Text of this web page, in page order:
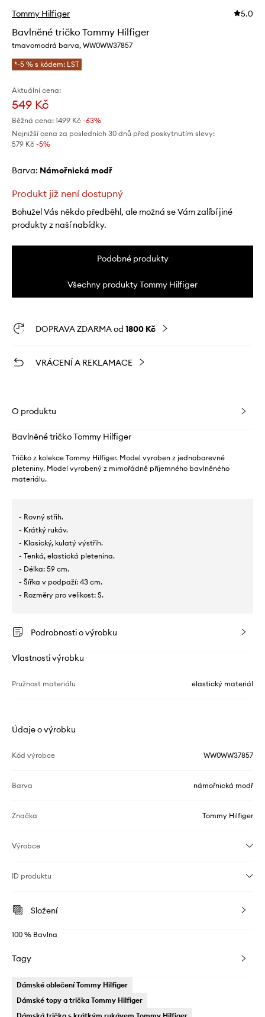
Tommy Hilfiger 5.0
Bavlněné tričko Tommy Hilfiger
tmavomodrá barva, WW0WW37857
*-5 % s kódem: LST
Aktuální cena:
549 Kč
Běžná cena: 1499 Kč -63%
Nejnižší cena za posledních 30 dnů před poskytnutím slevy:
579 Kč -5%
Barva: námořnická modř
Produkt již není dostupný
Bohužel Vás někdo předběhl, ale možná se Vám zalíbí jiné
produkty z naší nabídky.
Podobné produkty
Všechny produkty Tommy Hilfiger
DOPRAVA ZDARMA od 1800 Kč
VRÁCENÍ A REKLAMACE
O produktu
Bavlněné tričko Tommy Hilfiger
Tričko z kolekce Tommy Hilfiger. Model vyroben z jednobarevné
pleteniny. Model vyrobený z mimořádně příjemného bavlněného
materiálu.
- Rovný střih.
- Krátký rukáv.
- Klasický, kulatý výstřih.
- Tenká, elastická pletenina.
- Délka: 59 cm.
- Šířka v podpaží: 43 cm.
- Rozměry pro velikost: S.
Podrobnosti o výrobku
Vlastnosti výrobku
Pružnost materiálu elastický materiál
Údaje o výrobku
Kód výrobce WW0WW37857
Barva námořnická modř
Značka Tommy Hilfiger
Výrobce
ID produktu
Složení
100 % Bavlna
Tagy
Dámské oblečení Tommy Hilfiger
Dámské topy a trička Tommy Hilfiger